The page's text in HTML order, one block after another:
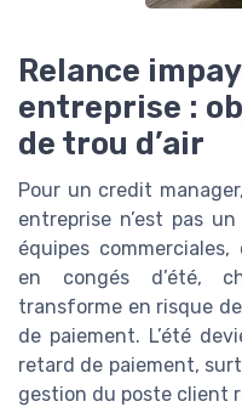
Relance
entreprise :
de trou d’air
Pour un credit
entreprise n’est pas
équipes
en congés d’été,
transforme en risque
de paiement. L’été
retard de paiement,
gestion du poste client